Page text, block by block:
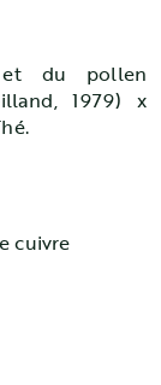
du pollen
1979) x
cuivre